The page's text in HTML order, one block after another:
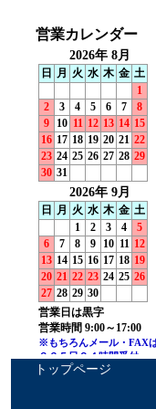
トップページ